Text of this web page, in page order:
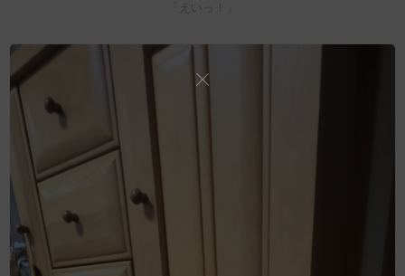
「えいっ！」